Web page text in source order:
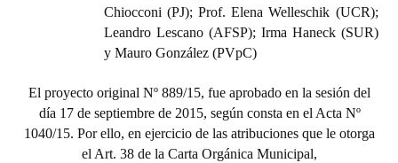
Registros y Distinciones
Datos Históricos
Audiencias Públicas - Registro
Mujeres que Dejaron Huellas - Registro
Chiocconi (PJ); Prof. Elena Welleschik (UCR);
Leandro Lescano (AFSP); Irma Haneck (SUR)
y Mauro González (PVpC)
El proyecto original Nº 889/15, fue aprobado en la sesión del
día 17 de septiembre de 2015, según consta en el Acta Nº
1040/15. Por ello, en ejercicio de las atribuciones que le otorga
el Art. 38 de la Carta Orgánica Municipal,